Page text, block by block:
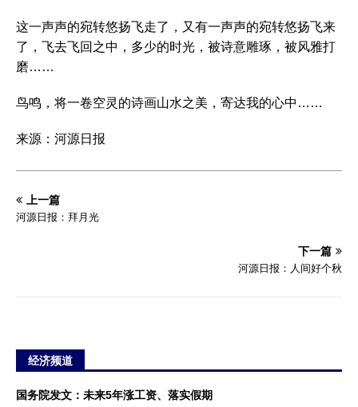
这一声声的宛转悠扬飞走了，又有一声声的宛转悠扬飞来
了，飞去飞回之中，多少的时光，被诗意雕琢，被风雅打
磨……
鸟鸣，将一卷空灵的诗画山水之美，寄达我的心中……
来源：河源日报
上一篇
河源日报：拜月光
下一篇
河源日报：人间好个秋
经济频道
国务院发文：未来5年涨工资、落实假期